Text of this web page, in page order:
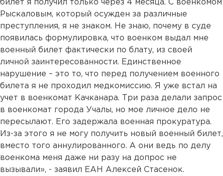
билет я получил только через 4 месяца. С военкомом
Рыскаловым, который осужден за различные
преступления, я не знаком. Не знаю, почему в суде
появилась формулировка, что военком выдал мне
военный билет фактически по блату, из своей
личной заинтересованности. Единственное
нарушение – это то, что перед получением военного
билета я не проходил медкомиссию. Я уже встал на
учет в военкомат Качканара. Три раза делали запрос
в военкомат города Учалы, но мое личное дело не
пересылают. Его задержала военная прокуратура.
Из-за этого я не могу получить новый военный билет,
вместо того аннулированного. А они ведь по делу
военкома меня даже ни разу на допрос не
вызывали», - заявил ЕАН Алексей Стасенок.